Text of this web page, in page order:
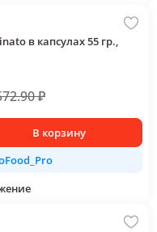
в капсулах 55 гр.,
₽
В корзину